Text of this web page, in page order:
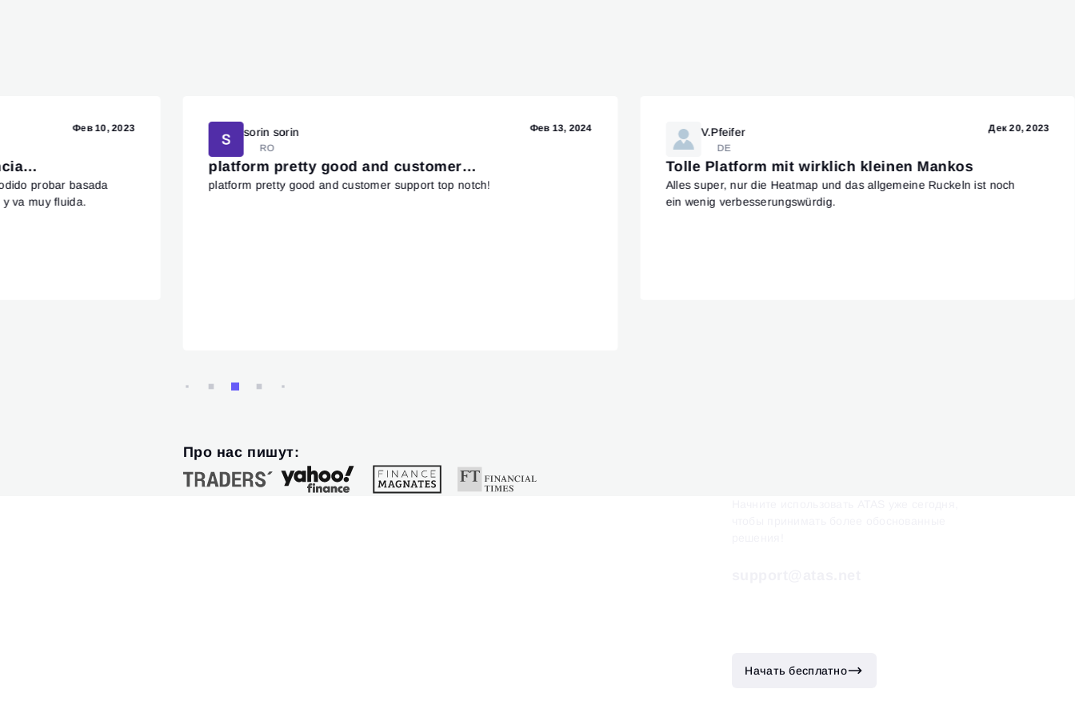
Фев 10, 2023
probar basada
va muy fluida.
sorin sorin
RO
Фев 13, 2024
platform pretty good and customer…
platform pretty good and customer support top notch!
V.Pfeifer
DE
Дек 20, 2023
Tolle Platform mit wirklich kleinen Mankos
Alles super, nur die Heatmap und das allgemeine Ruckeln ist noch
ein wenig verbesserungswürdig.
Про нас пишут:
Начать бесплатно